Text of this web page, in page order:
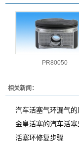
PR80050
相关新闻：
汽车活塞气环漏气
金皇活塞的汽车活
活塞环修复步骤